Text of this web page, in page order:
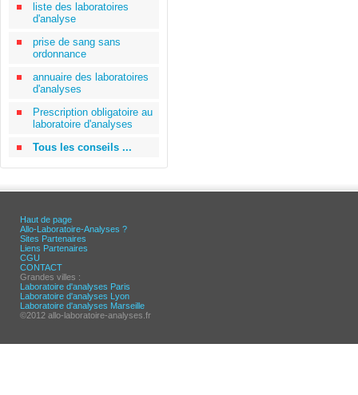
liste des laboratoires
d'analyse
prise de sang sans
ordonnance
annuaire des laboratoires
d'analyses
Prescription obligatoire au
laboratoire d'analyses
Tous les conseils ...
Haut de page
Allo-Laboratoire-Analyses ?
Sites Partenaires
Liens Partenaires
CGU
CONTACT
Grandes villes :
Laboratoire d'analyses Paris
Laboratoire d'analyses Lyon
Laboratoire d'analyses Marseille
©2012 allo-laboratoire-analyses.fr